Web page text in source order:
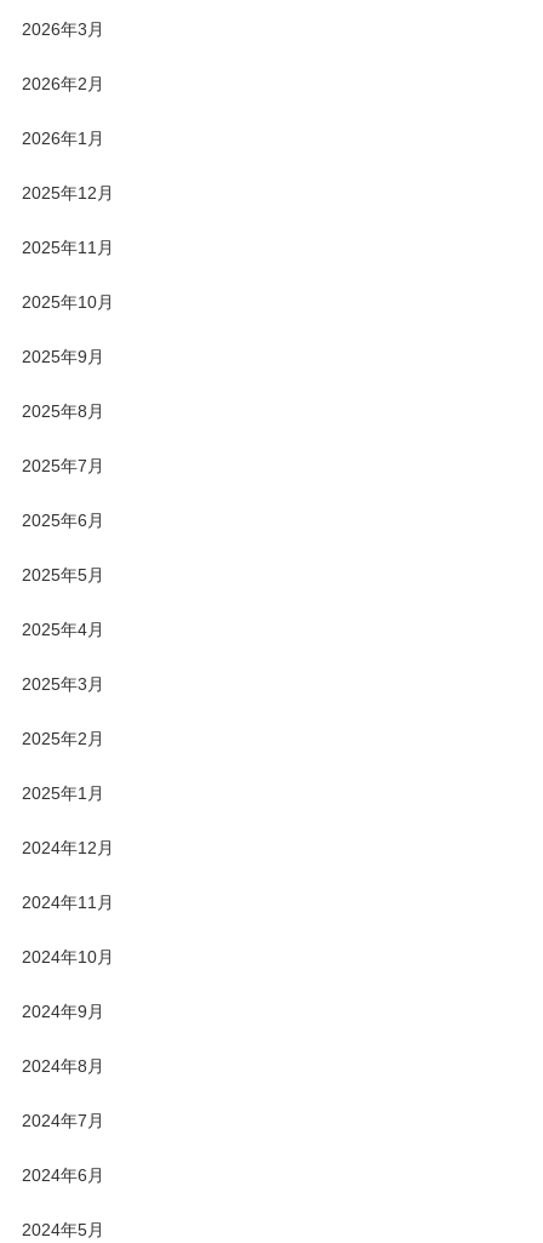
2026年3月
2026年2月
2026年1月
2025年12月
2025年11月
2025年10月
2025年9月
2025年8月
2025年7月
2025年6月
2025年5月
2025年4月
2025年3月
2025年2月
2025年1月
2024年12月
2024年11月
2024年10月
2024年9月
2024年8月
2024年7月
2024年6月
2024年5月